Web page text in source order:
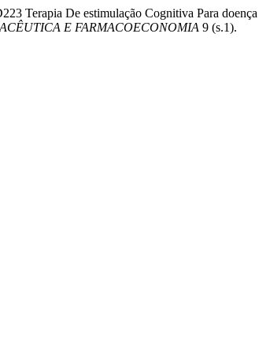
Terapia De estimulação Cognitiva Para doença
E FARMACOECONOMIA 9 (s.1).